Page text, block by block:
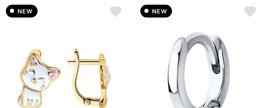
NEW NEW